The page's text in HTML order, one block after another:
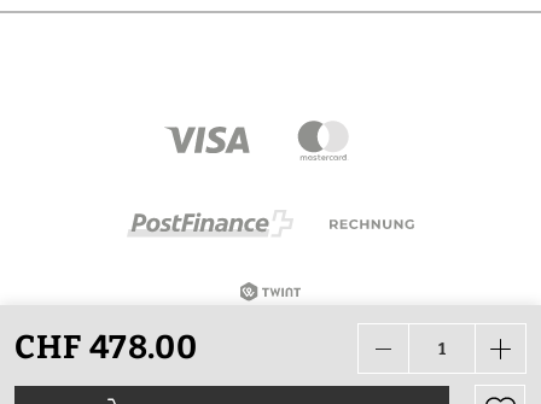
CHF 478.00
Alle Preise in CHF inkl. Mehrwertsteuer zzgl.